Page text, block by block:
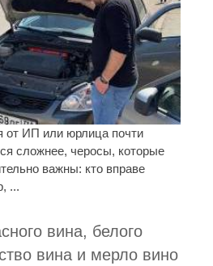
от ИП или юрлица почти
сложнее, черосы, которые
важны: кто вправе
...
вина, белого
вина и мерло вино